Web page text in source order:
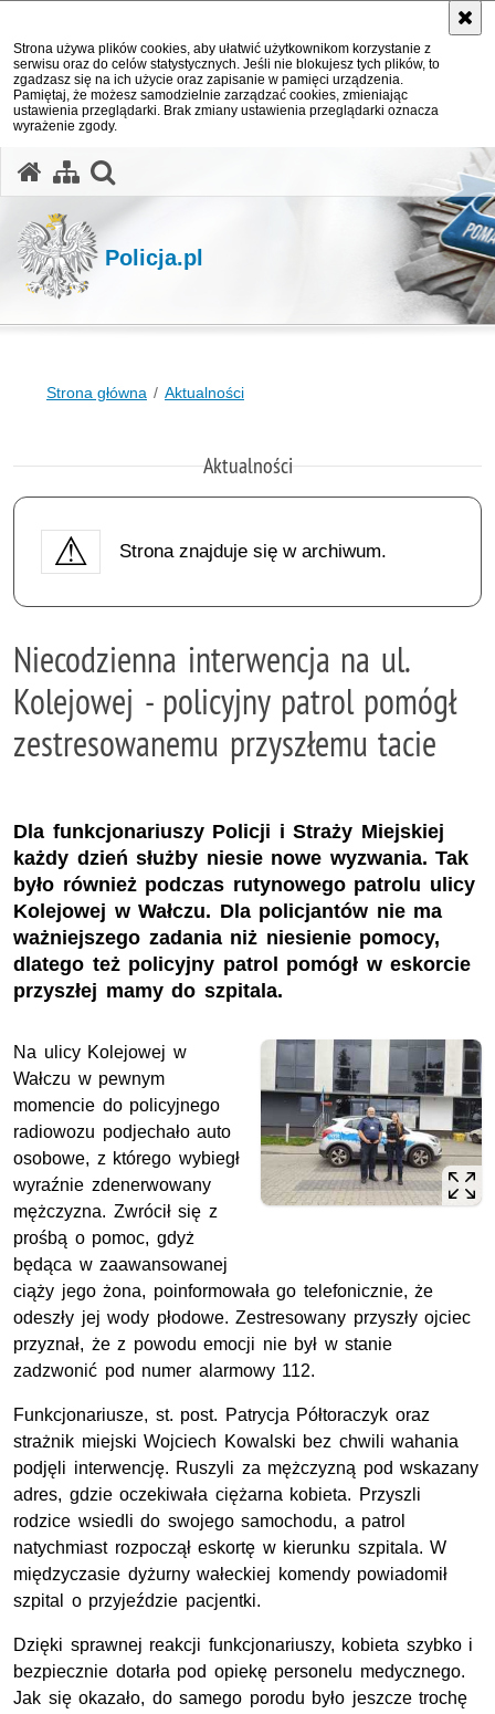
Strona używa plików cookies, aby ułatwić użytkownikom korzystanie z
serwisu oraz do celów statystycznych. Jeśli nie blokujesz tych plików, to
zgadzasz się na ich użycie oraz zapisanie w pamięci urządzenia.
Pamiętaj, że możesz samodzielnie zarządzać cookies, zmieniając
ustawienia przeglądarki. Brak zmiany ustawienia przeglądarki oznacza
wyrażenie zgody.
Policja.pl
Strona główna Aktualności
Aktualności
Strona znajduje się w archiwum.
Niecodzienna interwencja na ul.
Kolejowej - policyjny patrol pomógł
zestresowanemu przyszłemu tacie
Dla funkcjonariuszy Policji i Straży Miejskiej
każdy dzień służby niesie nowe wyzwania. Tak
było również podczas rutynowego patrolu ulicy
Kolejowej w Wałczu. Dla policjantów nie ma
ważniejszego zadania niż niesienie pomocy,
dlatego też policyjny patrol pomógł w eskorcie
przyszłej mamy do szpitala.
Na ulicy Kolejowej w
Wałczu w pewnym
momencie do policyjnego
radiowozu podjechało auto
osobowe, z którego wybiegł
wyraźnie zdenerwowany
mężczyzna. Zwrócił się z
prośbą o pomoc, gdyż
będąca w zaawansowanej
ciąży jego żona, poinformowała go telefonicznie, że
odeszły jej wody płodowe. Zestresowany przyszły ojciec
przyznał, że z powodu emocji nie był w stanie
zadzwonić pod numer alarmowy 112.
Funkcjonariusze, st. post. Patrycja Półtoraczyk oraz
strażnik miejski Wojciech Kowalski bez chwili wahania
podjęli interwencję. Ruszyli za mężczyzną pod wskazany
adres, gdzie oczekiwała ciężarna kobieta. Przyszli
rodzice wsiedli do swojego samochodu, a patrol
natychmiast rozpoczął eskortę w kierunku szpitala. W
międzyczasie dyżurny wałeckiej komendy powiadomił
szpital o przyjeździe pacjentki.
Dzięki sprawnej reakcji funkcjonariuszy, kobieta szybko i
bezpiecznie dotarła pod opiekę personelu medycznego.
Jak się okazało, do samego porodu było jeszcze trochę